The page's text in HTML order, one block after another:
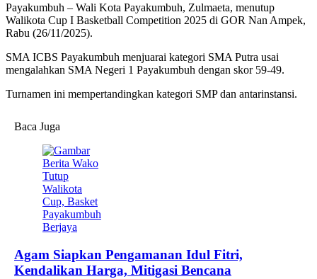
Payakumbuh – Wali Kota Payakumbuh, Zulmaeta, menutup
Walikota Cup I Basketball Competition 2025 di GOR Nan Ampek,
Rabu (26/11/2025).
SMA ICBS Payakumbuh menjuarai kategori SMA Putra usai
mengalahkan SMA Negeri 1 Payakumbuh dengan skor 59-49.
Turnamen ini mempertandingkan kategori SMP dan antarinstansi.
Baca Juga
Agam Siapkan Pengamanan Idul Fitri,
Kendalikan Harga, Mitigasi Bencana